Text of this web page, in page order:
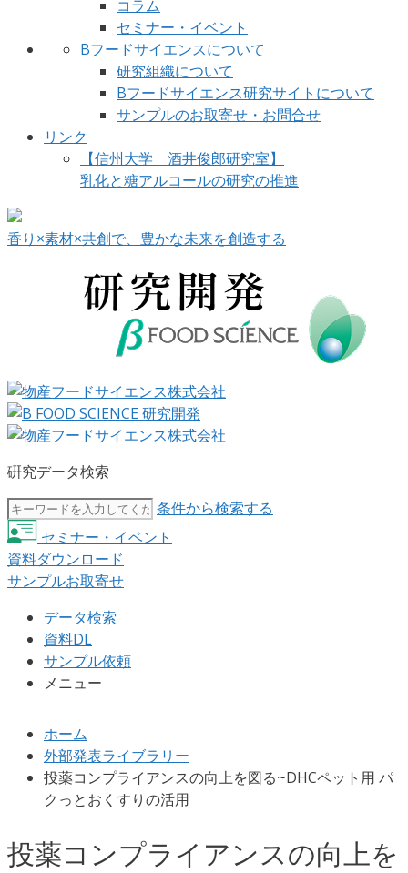
コラム
セミナー・イベント
Bフードサイエンスについて
研究組織について
Bフードサイエンス研究サイトについて
サンプルのお取寄せ・お問合せ
リンク
【信州大学 酒井俊郎研究室】
乳化と糖アルコールの研究の推進
香り×素材×共創で、豊かな未来を創造する
硏究データ検索
条件から検索する
セミナー・イベント
資料ダウンロード
サンプルお取寄せ
データ検索
資料DL
サンプル依頼
メニュー
ホーム
外部発表ライブラリー
投薬コンプライアンスの向上を図る~DHCペット用 パ
クっとおくすりの活用
投薬コンプライアンスの向上を